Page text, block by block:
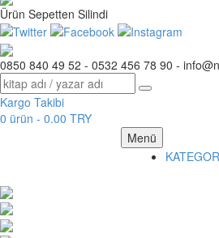
Ürün Sepetten Silindi
0850 840 49 52 - 0532 456 78 90 -
Kargo Takibi
0 ürün - 0.00 TRY
Menü